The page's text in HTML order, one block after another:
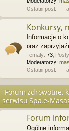
Ostatni post:
Konkursy,
Informacje o
oraz
Tematy: 73 Posty
Moderatorzy:
Ostatni post:
Forum zdrowotne,
serwisu Spa.e-
Forum
Ogólne